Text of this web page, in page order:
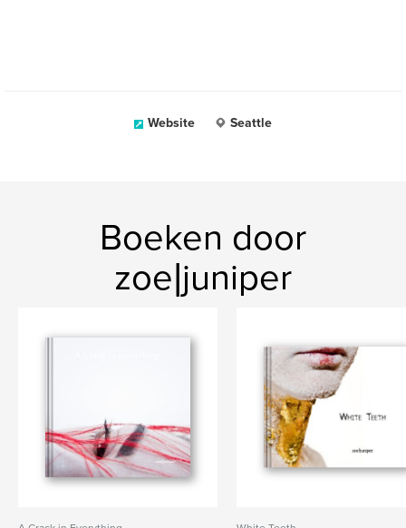
Website Seattle
Boeken door
zoe|juniper